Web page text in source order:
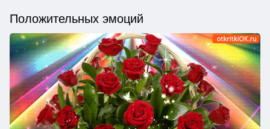
Положительных эмоций